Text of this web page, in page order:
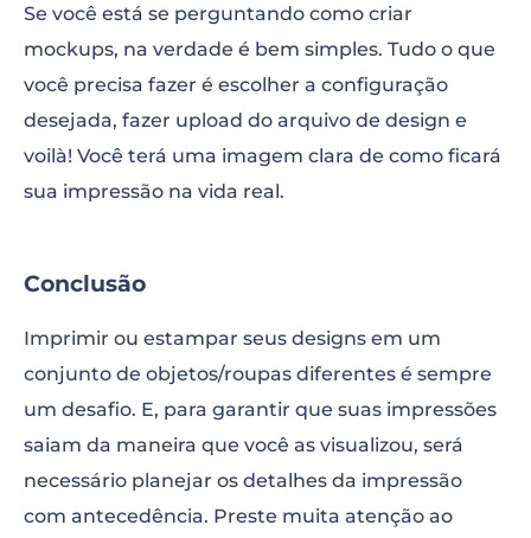
Se você está se perguntando como criar
mockups, na verdade é bem simples. Tudo o que
você precisa fazer é escolher a configuração
desejada, fazer upload do arquivo de design e
voilà! Você terá uma imagem clara de como ficará
sua impressão na vida real.
Conclusão
Imprimir ou estampar seus designs em um
conjunto de objetos/roupas diferentes é sempre
um desafio. E, para garantir que suas impressões
saiam da maneira que você as visualizou, será
necessário planejar os detalhes da impressão
com antecedência. Preste muita atenção ao